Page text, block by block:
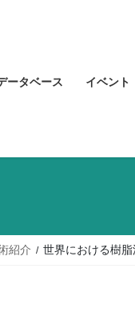
ータベース イベント
紹介 世界における樹